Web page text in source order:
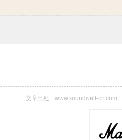
文章出处：www.soundwell-cn.com